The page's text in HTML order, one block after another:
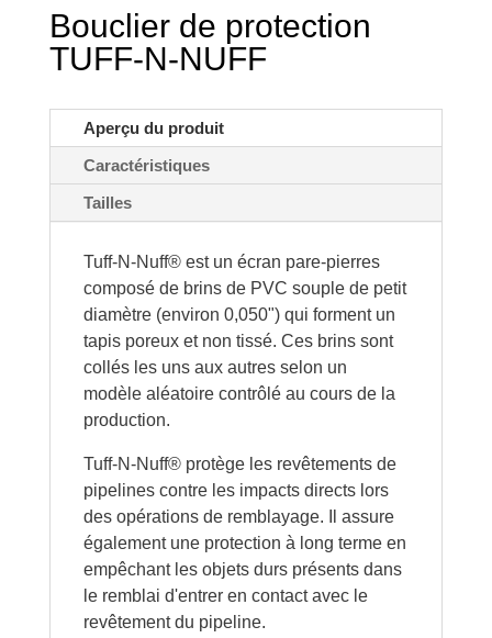
Bouclier de protection
TUFF-N-NUFF
Aperçu du produit
Caractéristiques
Tailles
Tuff-N-Nuff® est un écran pare-pierres
composé de brins de PVC souple de petit
diamètre (environ 0,050") qui forment un
tapis poreux et non tissé. Ces brins sont
collés les uns aux autres selon un
modèle aléatoire contrôlé au cours de la
production.
Tuff-N-Nuff® protège les revêtements de
pipelines contre les impacts directs lors
des opérations de remblayage. Il assure
également une protection à long terme en
empêchant les objets durs présents dans
le remblai d'entrer en contact avec le
revêtement du pipeline.